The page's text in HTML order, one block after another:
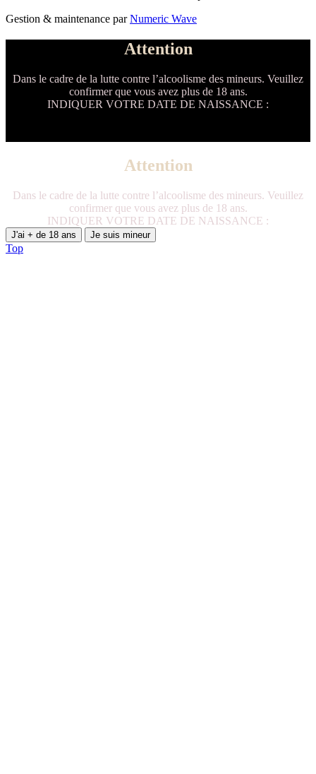
Gestion & maintenance parNumeric Wave
Attention
Dans le cadre de la lutte contre l’alcoolisme des mineurs. Veuillez
confirmer que vous avez plus de 18 ans.
INDIQUER VOTRE DATE DE NAISSANCE :
Attention
Dans le cadre de la lutte contre l’alcoolisme des mineurs. Veuillez
confirmer que vous avez plus de 18 ans.
INDIQUER VOTRE DATE DE NAISSANCE :
J'ai + de 18 ans Je suis mineur
Top